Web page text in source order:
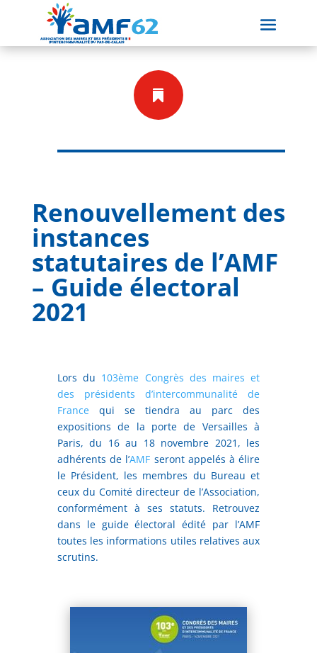

Renouvellement des
instances
statutaires de l’AMF
– Guide électoral
2021
Lors du 103ème Congrès des maires et
des présidents d’intercommunalité de
Francequi se tiendra au parc des
expositions de la porte de Versailles à
Paris, du 16 au 18 novembre 2021, les
adhérents de l’AMF seront appelés à élire
le Président, les membres du Bureau et
ceux du Comité directeur de l’Association,
conformément à ses statuts. Retrouvez
dans le guide électoral édité par l’AMF
toutes les informations utiles relatives aux
scrutins.